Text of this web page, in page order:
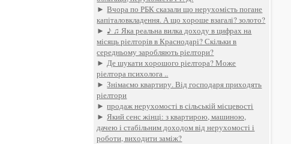
►Вчора по РБК сказали що нерухомість погане
капіталовкладення. А що хороше взагалі? золото?
► ♪ ♫ Яка реальна вилка доходу в цифрах на
місяць ріелторів в Краснодарі? Скільки в
середньому заробляють ріелтори?
►Де шукати хорошого ріелтора? Може
ріелтора психолога ..
►Знімаємо квартиру. Від господаря приходять
ріелтори
►продаж нерухомості в сільській місцевості
►Який сенс жінці: з квартирою, машиною,
дачею і стабільним доходом від нерухомості і
роботи, виходити заміж?